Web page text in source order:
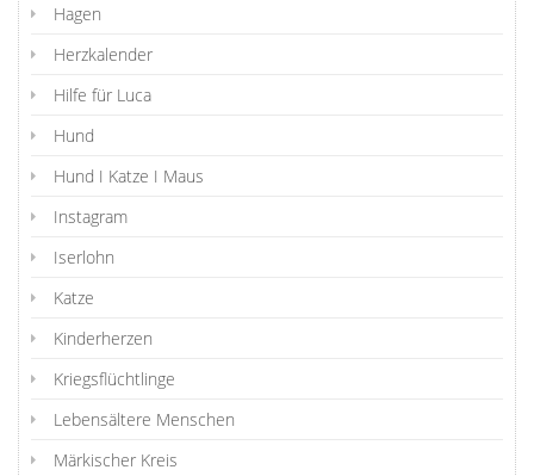
Hagen
Herzkalender
Hilfe für Luca
Hund
Hund I Katze I Maus
Instagram
Iserlohn
Katze
Kinderherzen
Kriegsflüchtlinge
Lebensältere Menschen
Märkischer Kreis